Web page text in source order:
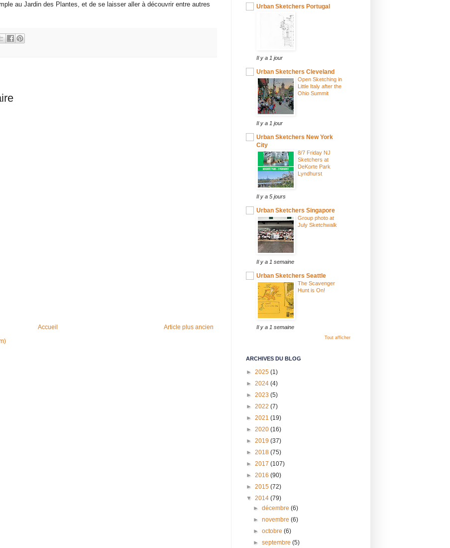
au Jardin des Plantes, et de se laisser aller à découvrir entre autres
Article plus ancien
Accueil
Urban Sketchers Portugal
Il y a 1 jour
Urban Sketchers Cleveland
Open Sketching in
Little Italy after the
Ohio Summit
Il y a 1 jour
Urban Sketchers New York
City
8/7 Friday NJ
Sketchers at
DeKorte Park
Lyndhurst
Il y a 5 jours
Urban Sketchers Singapore
Group photo at
July Sketchwalk
Il y a 1 semaine
Urban Sketchers Seattle
The Scavenger
Hunt is On!
Il y a 1 semaine
Tout afficher
ARCHIVES DU BLOG
► 2025 (1)
► 2024 (4)
► 2023 (5)
► 2022 (7)
► 2021 (19)
► 2020 (16)
► 2019 (37)
► 2018 (75)
► 2017 (107)
► 2016 (90)
► 2015 (72)
▼ 2014 (79)
►décembre(6)
►novembre(6)
►octobre(6)
►septembre(5)